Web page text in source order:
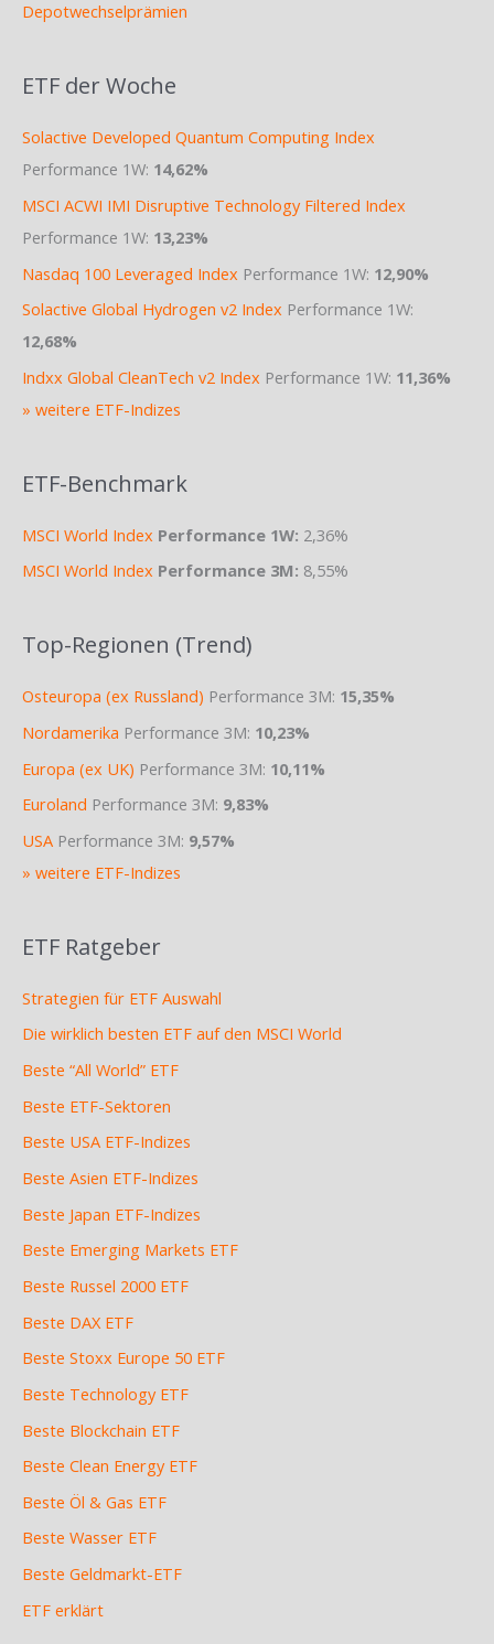
Depotwechselprämien
ETF der Woche
Solactive Developed Quantum Computing Index
Performance 1W: 14,62%
MSCI ACWI IMI Disruptive Technology Filtered Index
Performance 1W: 13,23%
Nasdaq 100 Leveraged Index Performance 1W: 12,90%
Solactive Global Hydrogen v2 Index Performance 1W:
12,68%
Indxx Global CleanTech v2 Index Performance 1W: 11,36%
» weitere ETF-Indizes
ETF-Benchmark
MSCI World Index Performance 1W: 2,36%
MSCI World Index Performance 3M: 8,55%
Top-Regionen (Trend)
Osteuropa (ex Russland) Performance 3M: 15,35%
Nordamerika Performance 3M: 10,23%
Europa (ex UK) Performance 3M: 10,11%
Euroland Performance 3M: 9,83%
USA Performance 3M: 9,57%
» weitere ETF-Indizes
ETF Ratgeber
Strategien für ETF Auswahl
Die wirklich besten ETF auf den MSCI World
Beste “All World” ETF
Beste ETF-Sektoren
Beste USA ETF-Indizes
Beste Asien ETF-Indizes
Beste Japan ETF-Indizes
Beste Emerging Markets ETF
Beste Russel 2000 ETF
Beste DAX ETF
Beste Stoxx Europe 50 ETF
Beste Technology ETF
Beste Blockchain ETF
Beste Clean Energy ETF
Beste Öl & Gas ETF
Beste Wasser ETF
Beste Geldmarkt-ETF
ETF erklärt